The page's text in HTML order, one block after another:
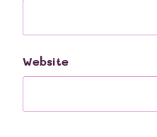
Website